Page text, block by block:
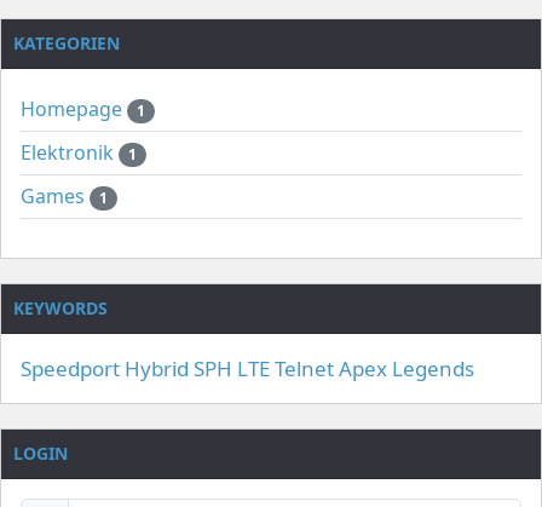
KATEGORIEN
Homepage 1
Elektronik 1
Games 1
KEYWORDS
Speedport Hybrid SPH LTETelnetApex Legends
LOGIN